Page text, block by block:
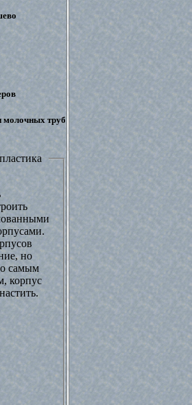
молочных труб
но
самым
корпус
оснастить.